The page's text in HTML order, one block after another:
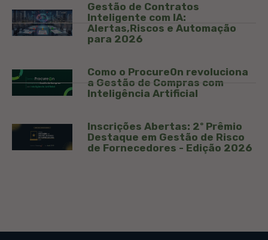
Gestão de Contratos
Inteligente com IA:
Alertas,Riscos e Automação
para 2026
Como o ProcureOn revoluciona
a Gestão de Compras com
Inteligência Artificial
Inscrições Abertas: 2º Prêmio
Destaque em Gestão de Risco
de Fornecedores - Edição 2026